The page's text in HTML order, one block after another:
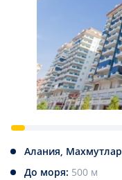
Алания, Махмутлар
До моря: 500 м